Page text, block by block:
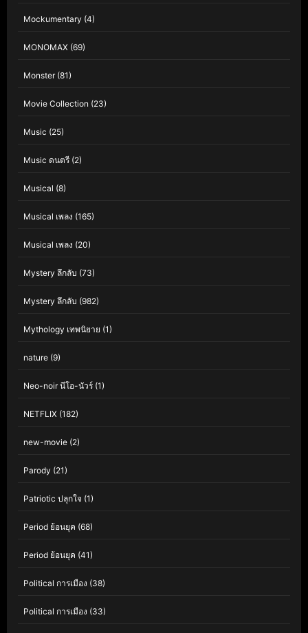
Mockumentary (4)
MONOMAX (69)
Monster(81)
Movie Collection (23)
Music (25)
Music ดนตรี (2)
Musical (8)
Musical เพลง (165)
Musical เพลง (20)
Mystery ลึกลับ (73)
Mystery ลึกลับ (982)
Mythology เทพนิยาย (1)
nature (9)
Neo-noir นีโอ-นัวร์ (1)
NETFLIX (182)
new-movie (2)
Parody (21)
Patriotic ปลุกใจ (1)
Period ย้อนยุค (68)
Period ย้อนยุค (41)
Political การเมือง (38)
Political การเมือง (33)